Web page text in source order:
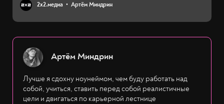
2х2.медиа Артём Миндрин
Артём Миндрин
Лучше я сдохну ноунеймом, чем буду работать над
собой, учиться, ставить перед собой реалистичные
цели и двигаться по карьерной лестнице